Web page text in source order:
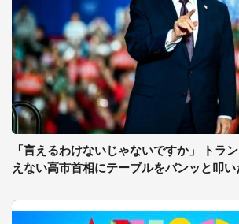
「言えるわけないじゃないですか」 トラ
えない高市首相にテーブルをバンッと叩い